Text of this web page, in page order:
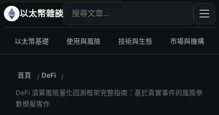
以太幣雜談 搜尋文章 輸入
以太幣基礎 使用與風險 技術與生態 市場與機構
首頁 / DeFi /
DeFi 清算風險量化回測框架完整指南：基於真實事件的風險參
數模擬實作